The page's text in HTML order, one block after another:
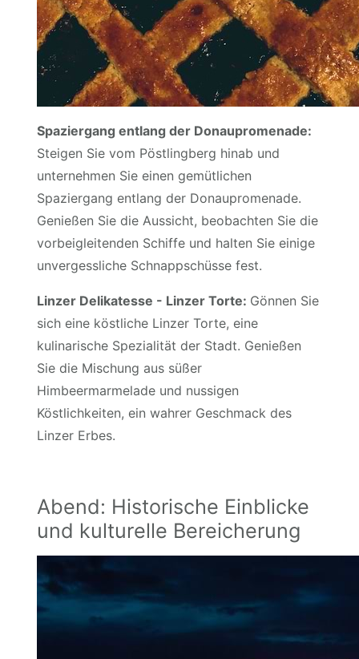
Spaziergang entlang der Donaupromenade:
Steigen Sie vom Pöstlingberg hinab und
unternehmen Sie einen gemütlichen
Spaziergang entlang der Donaupromenade.
Genießen Sie die Aussicht, beobachten Sie die
vorbeigleitenden Schiffe und halten Sie einige
unvergessliche Schnappschüsse fest.
Linzer Delikatesse - Linzer Torte: Gönnen Sie
sich eine köstliche Linzer Torte, eine
kulinarische Spezialität der Stadt. Genießen
Sie die Mischung aus süßer
Himbeermarmelade und nussigen
Köstlichkeiten, ein wahrer Geschmack des
Linzer Erbes.
Abend: Historische Einblicke
und kulturelle Bereicherung